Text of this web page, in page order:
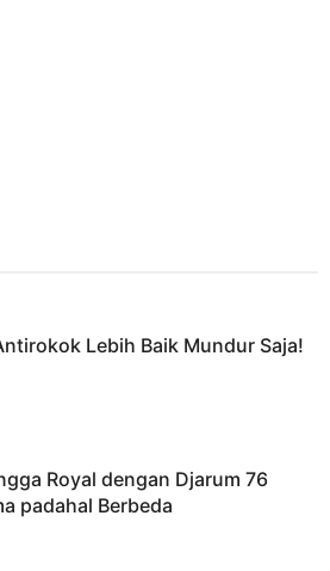
Lebih Baik Mundur Saja!
Royal dengan Djarum 76
padahal Berbeda